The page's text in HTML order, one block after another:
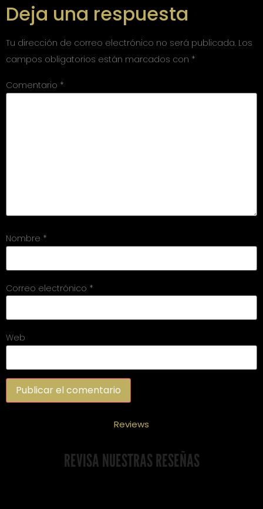
Deja una respuesta
Tu dirección de correo electrónico no será publicada. Los
campos obligatorios están marcados con *
Comentario *
Nombre *
Correo electrónico *
Web
Reviews
REVISA NUESTRAS RESEÑAS